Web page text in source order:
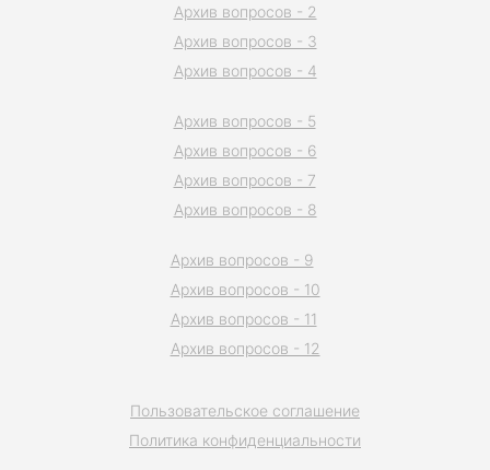
Пользовательское соглашение
Политика конфиденциальности
Архив вопросов - 2
Архив вопросов - 3
Архив вопросов - 4
Архив вопросов - 5
Архив вопросов - 6
Архив вопросов - 7
Архив вопросов - 8
Архив вопросов - 9
Архив вопросов - 10
Архив вопросов - 11
Архив вопросов - 12